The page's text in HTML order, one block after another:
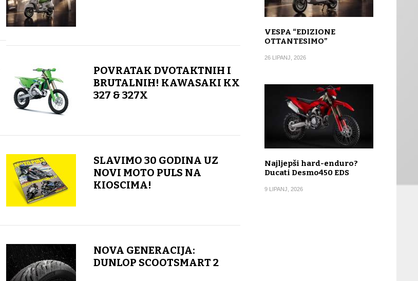
POVRATAK DVOTAKTNIH I
BRUTALNIH! KAWASAKI KX
327 & 327X
SLAVIMO 30 GODINA UZ
NOVI MOTO PULS NA
KIOSCIMA!
NOVA GENERACIJA:
DUNLOP SCOOTSMART 2
VESPA “EDIZIONE
OTTANTESIMO”
26 LIPANJ, 2026
Najljepši hard-enduro?
Ducati Desmo450 EDS
9 LIPANJ, 2026